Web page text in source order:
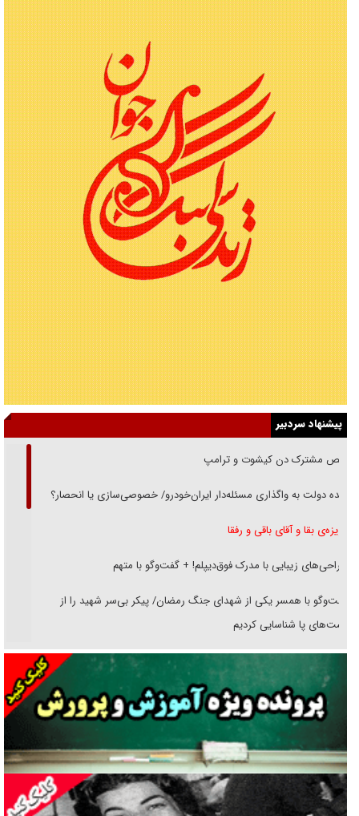
پیشنهاد سردبیر
رقص مشترک دن کیشوت و ترامپ
دنده دولت به واگذاری مسئله‌دار ایران‌خودرو/ خصوصی‌سازی یا انحصار؟
غریزه‌ی بقا و آقای باقی و رفقا
جراحی‌های زیبایی با مدرک فوق‌دیپلم! + گفت‌وگو با متهم
گفت‌وگو با همسر یکی از شهدای جنگ رمضان/ پیکر بی‌سر شهید را از
انگشت‌های پا شناسایی کردیم
نسلی که آنلاین الگو می‌گیرد
گفت‌وگو با آیت‌الله جاودان/ جفای مخالفان مکانت معنوی رهبر شهید را
ارتقا می‌داد
راننده مست به قانون می‌خندد
همه آقای دوربینی شده‌ایم!